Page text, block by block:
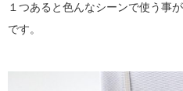
１つあると色んなシーンで使う事
です。